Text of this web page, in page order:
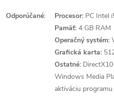
Odporúčané: Procesor: PC Intel
Pamäť: 4 GB RAM
Operačný systém:
Grafická karta:
Ostatné:
Windows Media
aktiváciu programu